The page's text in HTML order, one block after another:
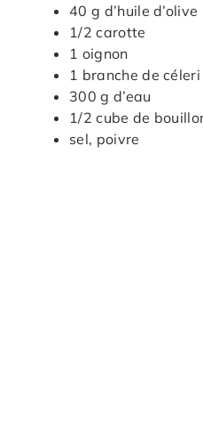
40 g d’huile d’olive
1/2 carotte
1 oignon
1 branche de céleri
300 g d’eau
1/2 cube de
sel, poivre